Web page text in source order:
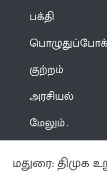
பக்தி
குற்றம்
அரசியல்
மேலும்
மதுரை: திமுக